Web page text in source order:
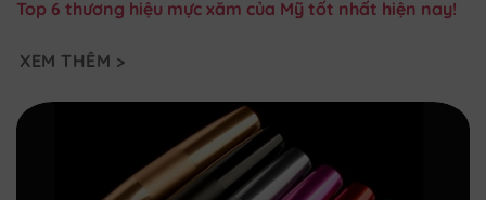
Top 6 thương hiệu mực xăm của Mỹ tốt nhất hiện nay!
XEM THÊM >